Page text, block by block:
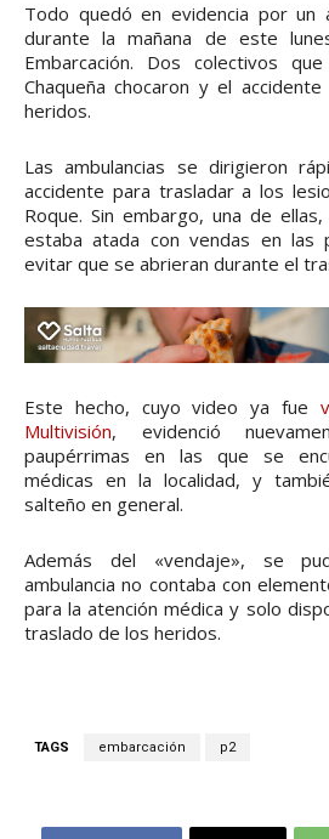
Todo quedó en evidencia por un
durante la mañana de este
Embarcación. Dos colectivos
Chaqueña chocaron y el
heridos.
Las ambulancias se dirigieron
accidente para trasladar a los
Roque. Sin embargo, una de
estaba atada con vendas en las
evitar que se abrieran durante el
Este hecho, cuyo video ya fue
Multivisión, evidenció
paupérrimas en las que se
médicas en la localidad, y
salteño en general.
Además del «vendaje», se
ambulancia no contaba con
para la atención médica y solo
traslado de los heridos.
TAGS embarcación p2